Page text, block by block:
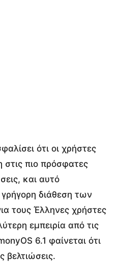
ότι οι χρήστες
πιο πρόσφατες
και αυτό
διάθεση των
τους Έλληνες χρήστες
εμπειρία από τις
6.1 φαίνεται ότι
βελτιώσεις.